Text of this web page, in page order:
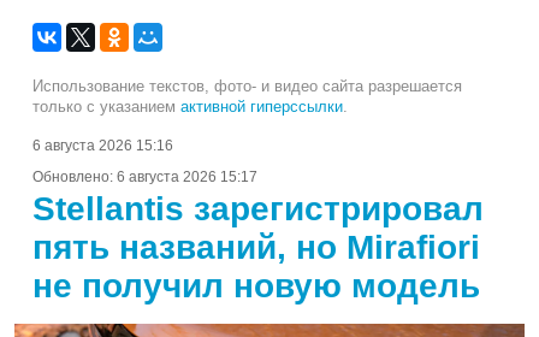
Использование текстов, фото- и видео сайта разрешается
только с указанием активной гиперссылки
6 августа 2026 15:16
Обновлено: 6 августа 2026 15:17
Stellantis зарегистрировал
пять названий, но Mirafiori
не получил новую модель